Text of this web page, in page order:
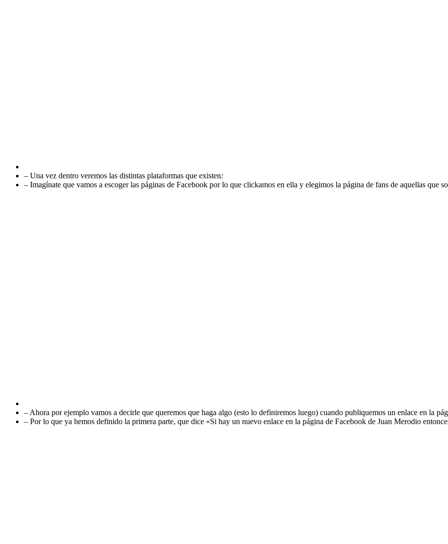
– Una vez dentro veremos las distintas plataformas que existen:
– Imagínate que vamos a escoger las páginas de Facebook por lo que clickamos en ella y elegimos la página de fans de aquellas que
– Ahora por ejemplo vamos a decirle que queremos que haga algo (esto lo definiremos luego) cuando publiquemos un enlace en la
– Por lo que ya hemos definido la primera parte, que dice «Si hay un nuevo enlace en la página de Facebook de Juan Merodio